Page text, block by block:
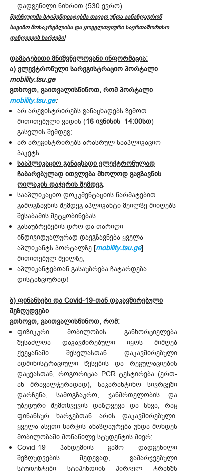
დადგენილი ნიხრით (530 ევრო)
შერჩეულმა სტიპენდიატებმა თავად უნდა აანაზღაურონ
სავიზო მოსაკრებლისა და ყოველთვიური საერთაშორისო
დაზღვევის ხარჯები!
დამატებითი მნიშვნელოვანი ინფორმაცია:
ა) ელექტრონული სარეგისტრაციო პორტალი
mobility.tsu.ge
გთხოვთ, გაითვალისწინოთ, რომ პორტალი
mobility.tsu.ge:
არ არეგისტრირებს განაცხადებს ზემოთ
მითითებული ვადის (16 ივნისის 14:00სთ)
გასვლის შემდეგ;
არ არეგისტრირებს არასრულ სააპლიკაციო
პაკეტს.
სააპლიკაციო განაცხადი ელექტრონულად
ჩაბარებულად ითვლება მხოლოდ გაგზავნის
ღილაკის დაჭერის შემდეგ.
სააპლიკაციო დოკუმენტაციის წარმატებით
გამოგზავნის შემდეგ აპლიკანტი მეილზე მიიღებს
შესაბამის შეტყობინებას.
გასაუბრებების დრო და თარიღი
ინდივიდუალურად დაეგზავნება ყველა
აპლიკანტს პორტალზე [mobility.tsu.ge]
მითითებულ მეილზე;
აპლიკანტებთან გასაუბრება ჩატარდება
დისტანციურად!
ბ) ფინანსები და Covid-19-თან დაკავშირებული
შეზღუდვები
გთხოვთ, გაითვალისწინოთ, რომ:
ფიზიკური მობილობის განხორციელება
შესაძლოა დაკავშირებული იყოს მიმღებ
ქვეყანაში შესვლასთან დაკავშირებული
ადმინისტრაციული წესების და რეგულაციების
დაცვასთან, როგორიცაა PCR ტესტირება (ერთ-
ან მრავალჯერადად), საკარანტინო სივრცეში
დარჩენა, სამოგზაურო, ჯანმრთელობის და
უბედური შემთხვევის დაზღვევა და სხვა, რაც
ფინანსურ ხარჯებთან არის დაკავშირებული.
ყველა ასეთი ხარჯის ანაზღაურება უნდა მოხდეს
მობილობაში მონაწილე სტუდენტის მიერ;
Covid-19 პანდემიის გამო დადგენილი
შეზღუდვების შედეგად, გამარჯვებული
სტუდენტები სტიპენდიის პირველ ტრანშს